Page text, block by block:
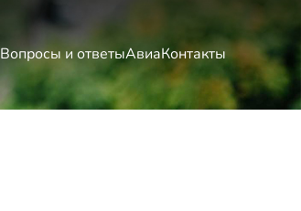
Вопросы и ответыАвиаКонтакты